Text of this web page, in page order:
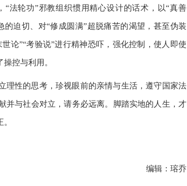
法轮功”邪教组织惯用精心设计的话术，以“真善
迫切、对“修成圆满”超脱痛苦的渴望，甚至伪装
论”“考验说”进行精神恐吓，强化控制，使人即使
控与利用。
理性的思考，珍视眼前的亲情与生活，遵守国家法
并与社会对立，请务必远离。脚踏实地的人生，才
编辑：瑢乔